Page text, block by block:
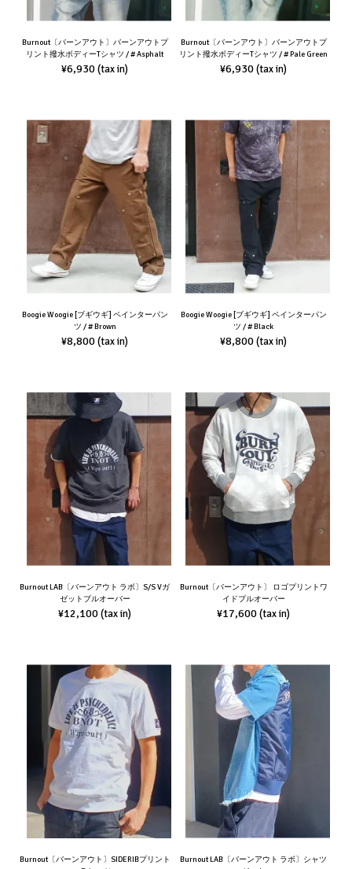
Burnout〔バーンアウト〕バーンアウトプ
リント撥水ボディーTシャツ / # Asphalt
¥6,930(tax in)
Burnout〔バーンアウト〕バーンアウトプ
リント撥水ボディーTシャツ / # Pale Green
¥6,930(tax in)
Boogie Woogie [ブギウギ] ペインターパン
ツ / # Brown
¥8,800(tax in)
Boogie Woogie [ブギウギ] ペインターパン
ツ / # Black
¥8,800(tax in)
Burnout LAB〔バーンアウト ラボ〕S/S Vガ
ゼットプルオーバー
¥12,100(tax in)
Burnout〔バーンアウト〕 ロゴプリントワ
イドプルオーバー
¥17,600(tax in)
Burnout〔バーンアウト〕SIDERIBプリント
Burnout LAB〔バーンアウト ラボ〕シャツ